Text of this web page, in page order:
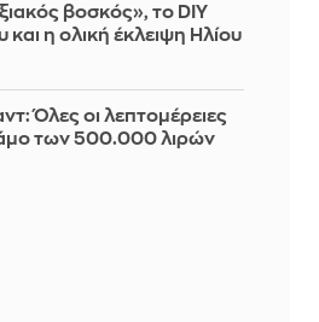
βοσκός», το DIY
η ολική έκλειψη Ηλίου
Όλες οι λεπτομέρειες
των 500.000 λιρών